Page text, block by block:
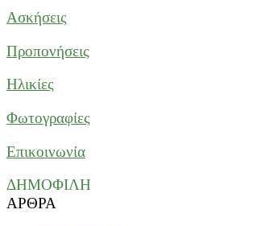
Ασκήσεις
Προπονήσεις
Ηλικίες
Φωτογραφίες
Επικοινωνία
ΔΗΜΟΦΙΛΗ
ΑΡΘΡΑ